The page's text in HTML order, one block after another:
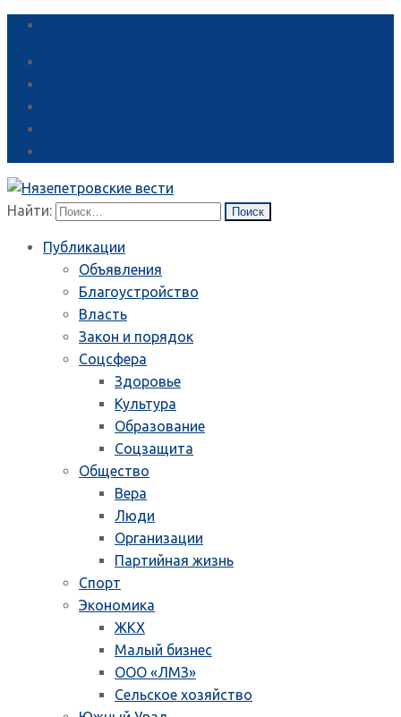
Найти:
Публикации
Объявления
Благоустройство
Власть
Закон и порядок
Соцсфера
Здоровье
Культура
Образование
Соцзащита
Общество
Вера
Люди
Организации
Партийная жизнь
Спорт
Экономика
ЖКХ
Малый бизнес
ООО «ЛМЗ»
Сельское хозяйство